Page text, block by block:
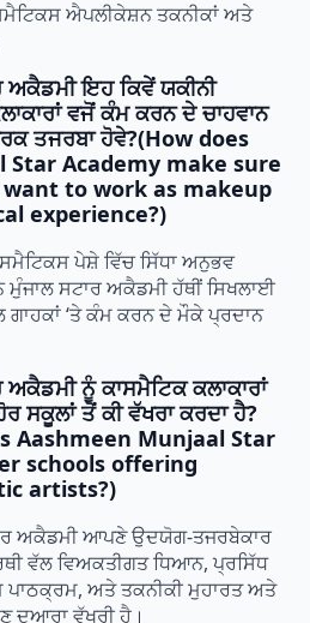
ਐਪਲੀਕੇਸ਼ਨ ਤਕਨੀਕਾਂ ਅਤੇ
ਇਹ ਕਿਵੇਂ ਯਕੀਨੀ
ਵਜੋਂ ਕੰਮ ਕਰਨ ਦੇ ਚਾਹਵਾਨ
ਤਜਰਬਾ ਹੋਵੇ?(How does
Star Academy make sure
to work as makeup
experience?)
ਪੇਸ਼ੇ ਵਿੱਚ ਸਿੱਧਾ ਅਨੁਭਵ
ਸਟਾਰ ਅਕੈਡਮੀ ਹੱਥੀਂ ਸਿਖਲਾਈ
‘ਤੇ ਕੰਮ ਕਰਨ ਦੇ ਮੌਕੇ ਪ੍ਰਦਾਨ
ਨੂੰ ਕਾਸਮੈਟਿਕ ਕਲਾਕਾਰਾਂ
ਸਕੂਲਾਂ ਤੋਂ ਕੀ ਵੱਖਰਾ ਕਰਦਾ ਹੈ?
Aashmeen Munjaal Star
schools offering
artists?)
ਅਕੈਡਮੀ ਆਪਣੇ ਉਦਯੋਗ-ਤਜਰਬੇਕਾਰ
ਵੱਲ ਵਿਅਕਤੀਗਤ ਧਿਆਨ, ਪ੍ਰਸਿੱਧ
ਅਤੇ ਤਕਨੀਕੀ ਮੁਹਾਰਤ ਅਤੇ
ਦੁਆਰਾ ਵੱਖਰੀ ਹੈ।